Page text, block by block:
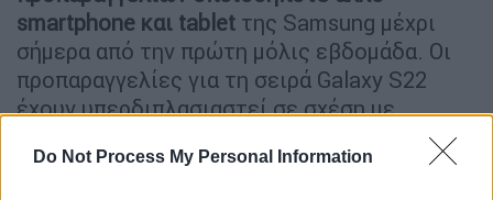
Do Not Process My Personal Information
smartphone και tablet της Samsung μέχρι
σήμερα από την πρώτη μόλις εβδομάδα. Οι
προπαραγγελίες για τη σειρά Galaxy S22
έχουν υπερδιπλασιαστεί σε σχέση με
εκείνες της σειράς Samsung Galaxy S21, με
το μοντέλο Samsung Galaxy S22 Ultra να